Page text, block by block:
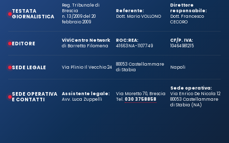
TESTATA
GIORNALISTICA
Reg. Tribunale di
Brescia
n. 13/2009 del 20
febbraio 2009
Referente:
Dott. Mario VOLLONO
Direttore
responsabile:
Dott. Francesco
CECORO
EDITORE
ViViCentro Network
di Barretta Filomena
ROC:
41663
REA:
NA-1107749
CF/P. IVA:
10464981215
SEDE LEGALE Via Plinio Il Vecchio 24
80053 Castellammare
di Stabia
Napoli
SEDE OPERATIVA
E CONTATTI
Assistente legale:
Avv. Luca Zuppelli
Via Moretto 70, Brescia
Tel.030 3758858
Sede operativa:
Via Enrico De Nicola 12
80053 Castellammare
di Stabia (NA)